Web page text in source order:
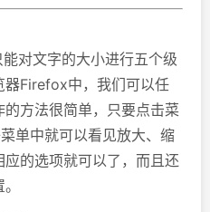
对文字的大小进行五个级
器Firefox中，我们可以任
方法很简单，只要点击菜
单中就可以看见放大、缩
的选项就可以了，而且还